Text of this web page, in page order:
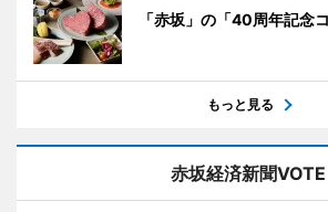
「赤坂」の「40周年記念
もっと見る
赤坂経済新聞VOTE